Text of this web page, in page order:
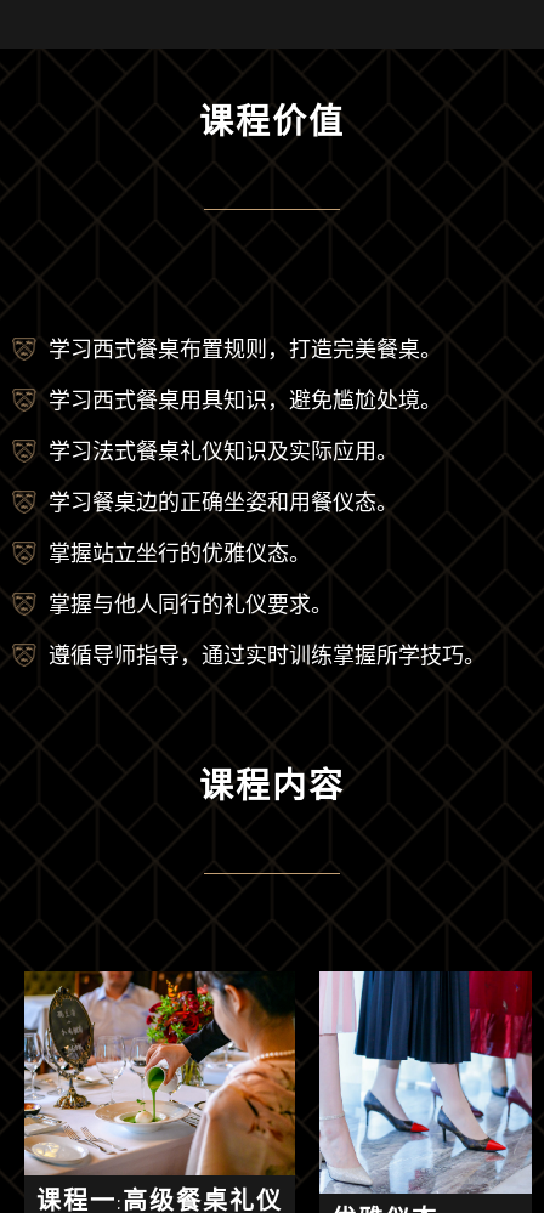
课程价值
学习西式餐桌布置规则，打造完美餐桌。
学习西式餐桌用具知识，避免尴尬处境。
学习法式餐桌礼仪知识及实际应用。
学习餐桌边的正确坐姿和用餐仪态。
掌握站立坐行的优雅仪态。
掌握与他人同行的礼仪要求。
遵循导师指导，通过实时训练掌握所学技巧。
课程内容
课程一:高级餐桌礼仪